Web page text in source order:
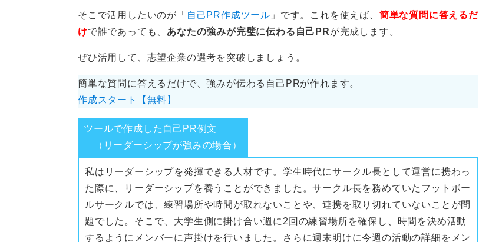
そこで活用したいのが「 自己PR作成ツール 」です。これを使えば、 簡単な質問に答えるだ
けで誰であっても、 あなたの強みが完璧に伝わる自己PRが完成します。
ぜひ活用して、志望企業の選考を突破しましょう。
簡単な質問に答えるだけで、強みが伝わる自己PRが作れます。
作成スタート【無料】
ツールで作成した自己PR例文
（リーダーシップが強みの場合）
私はリーダーシップを発揮できる人材です。学生時代にサークル長として運営に携わっ
た際に、リーダーシップを養うことができました。サークル長を務めていたフットボー
ルサークルでは、練習場所や時間が取れないことや、連携を取り切れていないことが問
題でした。そこで、大学生側に掛け合い週に2回の練習場所を確保し、時間を決め活動
するようにメンバーに声掛けを行いました。さらに週末明けに今週の活動の詳細をメン